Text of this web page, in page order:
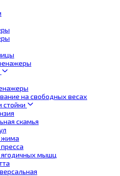
на свободных весах
стойки
скамья
жима
ягодичных мышц